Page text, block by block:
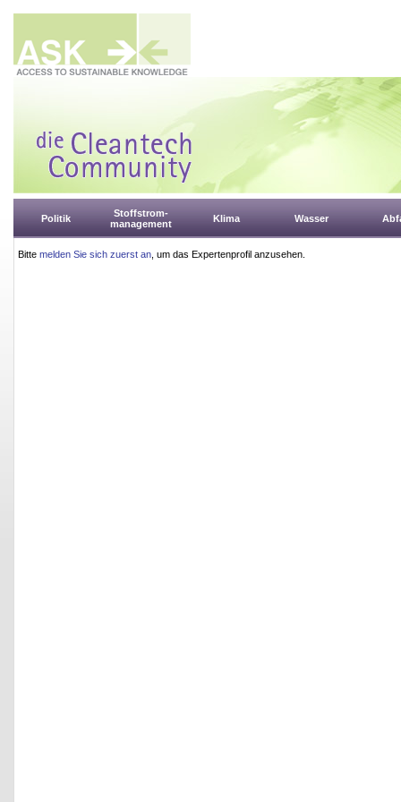
Politik
Stoffstrom-
management
Klima Wasser
Bitte melden Sie sich zuerst an , um das Expertenprofil anzusehen.